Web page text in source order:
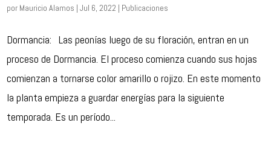
por Mauricio Alamos |Jul 6, 2022 | Publicaciones
Dormancia: Las peonías luego de su floración, entran en un
proceso de Dormancia. El proceso comienza cuando sus hojas
comienzan a tornarse color amarillo o rojizo. En este momento
la planta empieza a guardar energías para la siguiente
temporada. Es un período...